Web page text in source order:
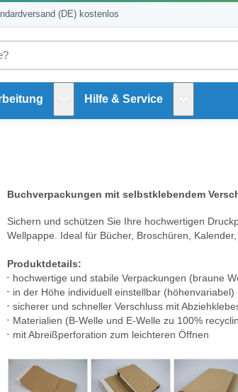
(DE) kostenlos
Untermenü Weiterverarbeitung
Hilfe & Service
Buchverpackungen mit selbstklebendem
Sichern und schützen Sie Ihre hochwertigen
Wellpappe. Ideal für Bücher, Broschüren,
Produktdetails:
hochwertige und stabile Verpackungen (braune
in der Höhe individuell einstellbar (höhenvariabel)
sicherer und schneller Verschluss mit
Materialien (B-Welle und E-Welle zu 100%
mit Abreißperforation zum leichteren Öffnen